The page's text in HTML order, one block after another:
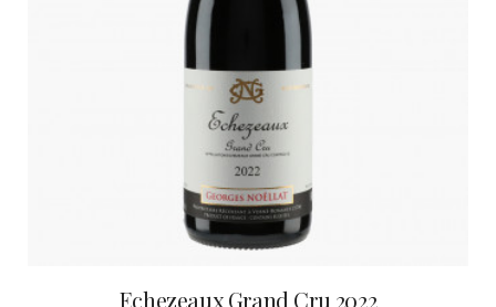
Echezeaux Grand Cru 2022